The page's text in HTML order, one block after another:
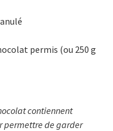
permis (ou 250 g
contiennent
permettre de garder